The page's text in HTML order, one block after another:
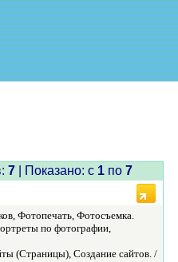
7| Показано: c 1по 7
Фотопечать, Фотосъемка.
по фотографии,
(Страницы), Создание сайтов. /